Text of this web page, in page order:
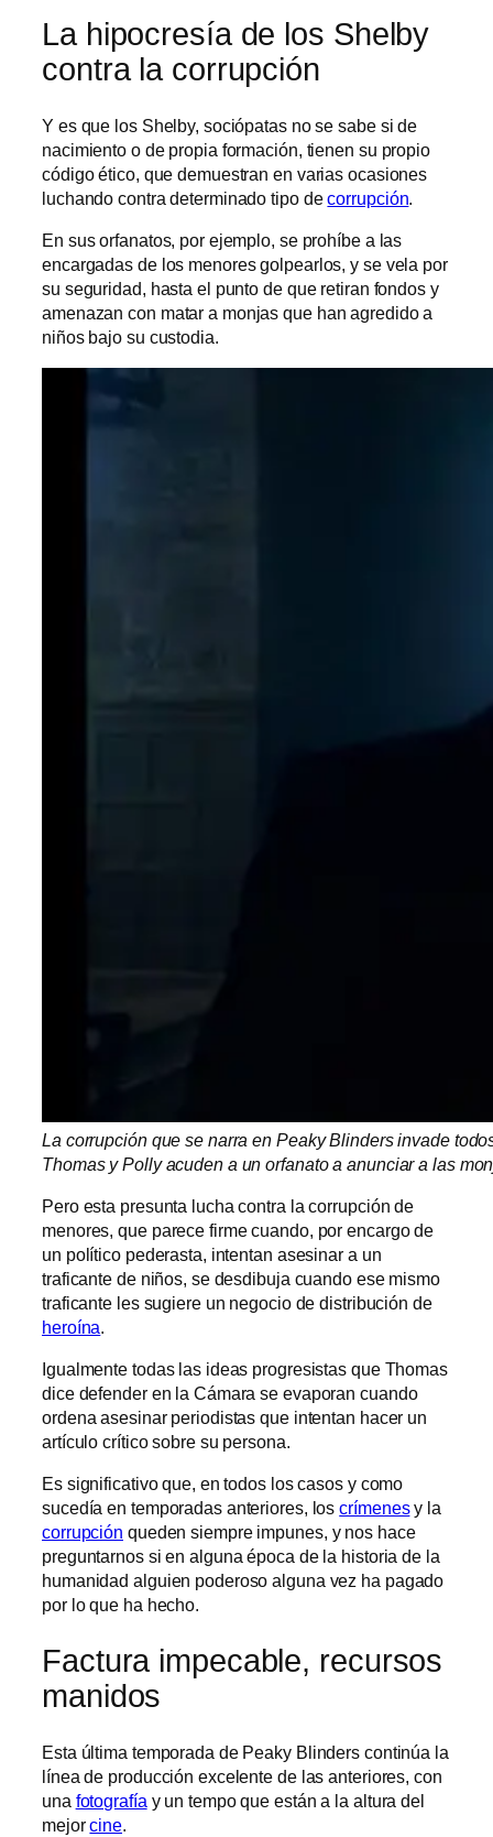
La hipocresía de los Shelby
contra la corrupción
Y es que los Shelby, sociópatas no se sabe si de
nacimiento o de propia formación, tienen su propio
código ético, que demuestran en varias ocasiones
luchando contra determinado tipo decorrupción.
En sus orfanatos, por ejemplo, se prohíbe a las
encargadas de los menores golpearlos, y se vela por
su seguridad, hasta el punto de que retiran fondos y
amenazan con matar a monjas que han agredido a
niños bajo su custodia.
La corrupción que se narra en Peaky Blinders invade
Thomas y Polly acuden a un orfanato a anunciar a las
Pero esta presunta lucha contra la corrupción de
menores, que parece firme cuando, por encargo de
un político pederasta, intentan asesinar a un
traficante de niños, se desdibuja cuando ese mismo
traficante les sugiere un negocio de distribución de
heroína.
Igualmente todas las ideas progresistas que Thomas
dice defender en la Cámara se evaporan cuando
ordena asesinar periodistas que intentan hacer un
artículo crítico sobre su persona.
Es significativo que, en todos los casos y como
sucedía en temporadas anteriores, loscrímenesy la
corrupción queden siempre impunes, y nos hace
preguntarnos si en alguna época de la historia de la
humanidad alguien poderoso alguna vez ha pagado
por lo que ha hecho.
Factura impecable, recursos
manidos
Esta última temporada de Peaky Blinders continúa la
línea de producción excelente de las anteriores, con
una fotografía y un tempo que están a la altura del
mejorcine